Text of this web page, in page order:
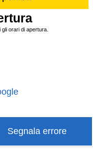
orari di apertura.
Segnala errore